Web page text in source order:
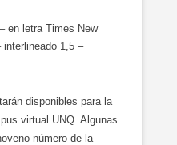
en letra Times New
interlineado 1,5 –
disponibles para la
virtual UNQ. Algunas
número de la